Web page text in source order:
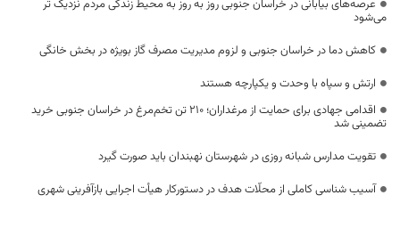
عرصه‌های بیابانی در خراسان جنوبی روز به روز به محیط زندگی مردم نزدیک تر
می‌شود
کاهش دما در خراسان جنوبی و لزوم مدیریت مصرف گاز بویژه در بخش خانگی
ارتش و سپاه با وحدت و یکپارچه هستند
اقدامی جهادی برای حمایت از مرغداران؛ ۲۱۰ تن تخم‌مرغ در خراسان جنوبی خرید
تضمینی شد
تقویت مدارس شبانه روزی در شهرستان نهبندان باید صورت گیرد
آسیب شناسی کاملی از محلّات هدف در دستورکار هیأت اجرایی بازآفرینی شهری